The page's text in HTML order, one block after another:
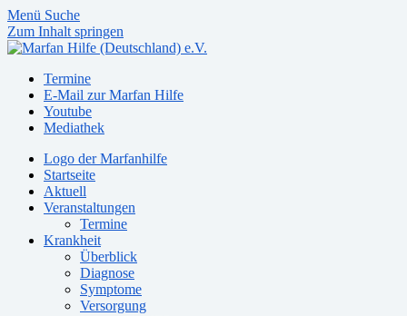
Menü Suche
Zum Inhalt springen
Termine
E-Mail zur Marfan Hilfe
Youtube
Mediathek
Logo der Marfanhilfe
Startseite
Aktuell
Veranstaltungen
Termine
Krankheit
Überblick
Diagnose
Symptome
Versorgung